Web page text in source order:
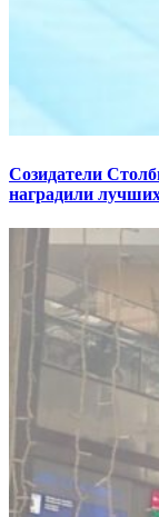
Созидатели
наградили